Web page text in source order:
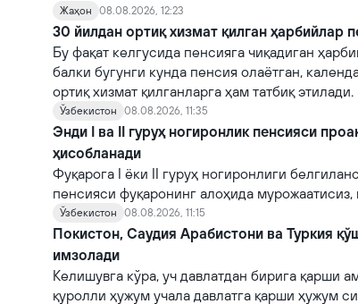
Жаҳон 08.08.2026, 12:23
30 йилдан ортиқ хизмат қилган ҳарбийлар
Бу фақат келгусида пенсияга чиқадиган
балки бугунги кунда пенсия олаётган,
ортиқ хизмат қилганларга ҳам татбиқ этилади.
Ўзбекистон 08.08.2026, 11:35
Энди I ва II гуруҳ ногиронлик пенсияси
ҳисобланади
Фуқарога I ёки II гуруҳ ногиронлиги
пенсияси фуқаронинг алоҳида
тайинланади.
Ўзбекистон 08.08.2026, 11:15
Покистон, Саудия Арабистони ва Туркия
имзолади
Келишувга кўра, уч давлатдан бирига қарши
қуролли ҳужум учала давлатга қарши ҳужум